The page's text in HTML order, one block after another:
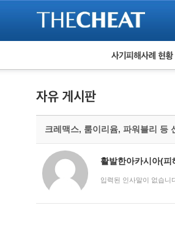
피해사례 현황
보이스피싱 피해사
유해사이트 목록
비공개 피해사례
워킹홀리데이 피해
크레맥스, 룸이리윰, 파워블리 등
활발한아카시아(피
입력된 인사말이 없습니